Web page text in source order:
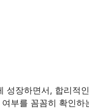
성장하면서, 합리적
부를 꼼꼼히 확인하